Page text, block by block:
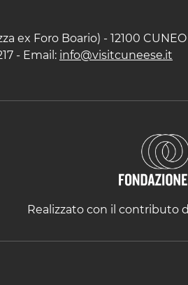
ex Foro Boario) - 12100 CUNEO
- Email: info@visitcuneese.it
Realizzato con il contributo